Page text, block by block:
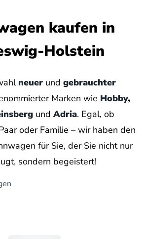
kaufen in
Holstein
neuer und gebrauchter
Marken wie Hobby,
undAdria. Egal, ob
oder Familie – wir haben den
für Sie, der Sie nicht nur
sondern begeistert!